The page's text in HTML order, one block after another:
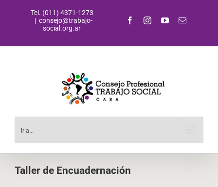
Tel. (011) 4371-1273
| consejo@trabajo-
social.org.ar
FacebookInstagramYouTubeCorreo
Ir a...
Taller de Encuadernación